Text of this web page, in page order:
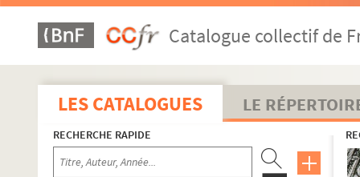
Catalogue collectif de
LES CATALOGUES LE
RECHERCHE RAPIDE
2544. Rapports des experts, Ludovic Lalanne, A. de
2545. « Mémoires historiques et chronologiques des
2546. « Mémoire sur le cérémonial qui se pratiquoit autrefois
2547. Recueil de pièces relatives à Étienne-Antoine de
2548. Poèmes latins de Louis-Georges Regnault, du
2549. Mémoire sur la bulleUnigenitus, par l'abbé de
2550. Lettre de milord Perth à l'abbé de la Trappe (Jacques